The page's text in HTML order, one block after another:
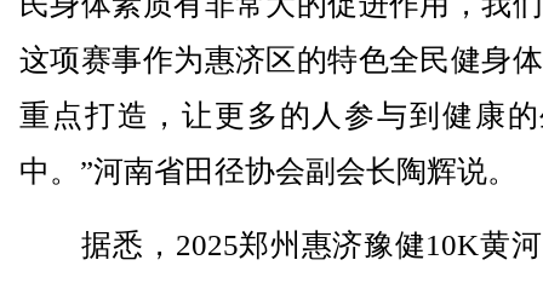
这项赛事作为惠济区的特色全民健身
重点打造，让更多的人参与到健康
中。”河南省田径协会副会长陶辉说。
据悉，2025郑州惠济豫健10K黄